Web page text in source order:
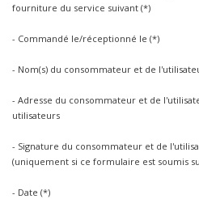
fourniture du service suivant (*)
- Commandé le/réceptionné le (*)
- Nom(s) du consommateur et de
- Adresse du consommateur et de
utilisateurs
- Signature du consommateur et de
(uniquement si ce formulaire est soumis
- Date (*)